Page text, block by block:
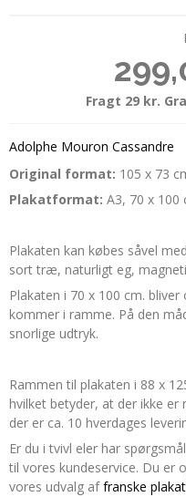
Fragt 29 kr.
Adolphe Mouron Cassandre
Original format: 105 x 73
Plakatformat: A3, 70 x 100
Plakaten kan købes såvel
sort træ, naturligt eg,
Plakaten i 70 x 100 cm.
kommer i ramme. På den
snorlige udtryk.
Rammen til plakaten i 88 x
hvilket betyder, at der ikke
der er ca. 10 hverdages
Er du i tvivl eler har
til vores kundeservice. Du er
vores udvalg affranske